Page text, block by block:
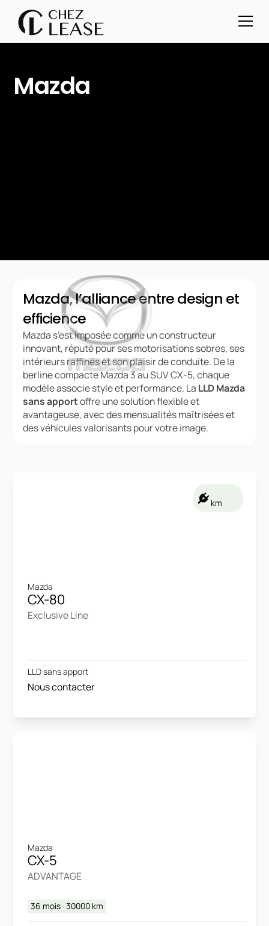
Mazda
Mazda, l’alliance entre design et
efficience
Mazda s’est imposée comme un constructeur
innovant, réputé pour ses motorisations sobres, ses
intérieurs raffinés et son plaisir de conduite. De la
berline compacte Mazda 3 au SUV CX-5, chaque
modèle associe style et performance. La LLD Mazda
sans apportoffre une solution flexible et
avantageuse, avec des mensualités maîtrisées et
des véhicules valorisants pour votre image.
Mazda
CX-80
Exclusive Line
LLD sans apport
Nous contacter
km
Mazda
CX-5
ADVANTAGE
36 mois 30000 km